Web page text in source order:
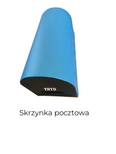
Matra Foam Ośmiokątna
Matra dla Dzieci do
Sportu i Rozrywki
Skrzynka pocztowa